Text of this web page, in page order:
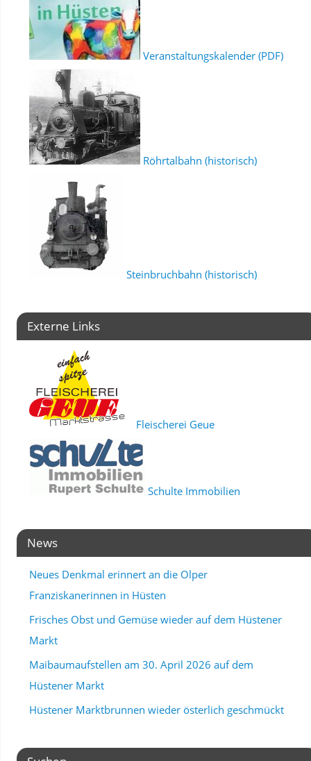
Veranstaltungskalender (PDF)
Röhrtalbahn (historisch)
Steinbruchbahn (historisch)
Externe Links
Fleischerei Geue
Schulte Immobilien
News
Neues Denkmal erinnert an die Olper
Franziskanerinnen in Hüsten
Frisches Obst und Gemüse wieder auf dem Hüstener
Markt
Maibaumaufstellen am 30. April 2026 auf dem
Hüstener Markt
Hüstener Marktbrunnen wieder österlich geschmückt